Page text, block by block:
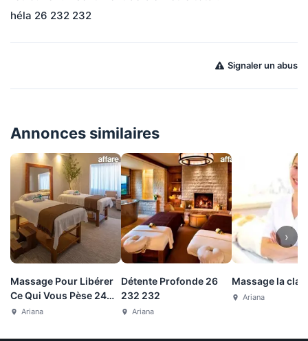
héla 26 232 232
Signaler un abus
Annonces similaires
Massage Pour Libérer
Ce Qui Vous Pèse 24
260 137
Ariana
Détente Profonde 26
232 232
Ariana
Massage la
Ariana
›